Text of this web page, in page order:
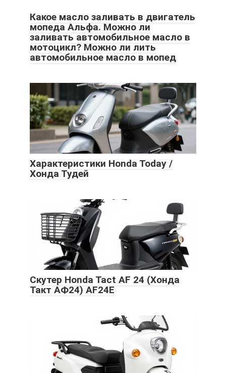
Какое масло заливать в двигатель
мопеда Альфа. Можно ли
заливать автомобильное масло в
мотоцикл? Можно ли лить
автомобильное масло в мопед
Характеристики Honda Today /
Хонда Тудей
Скутер Honda Tact AF 24 (Хонда
Такт АФ24) AF24E